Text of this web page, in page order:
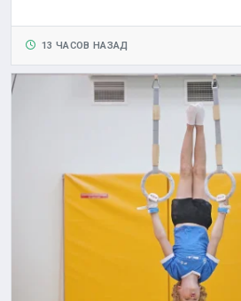
13 ЧАСОВ НАЗАД